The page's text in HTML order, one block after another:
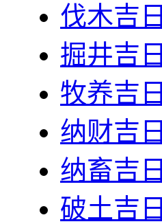
伐木吉日
掘井吉日
牧养吉日
纳财吉日
纳畜吉日
破土吉日